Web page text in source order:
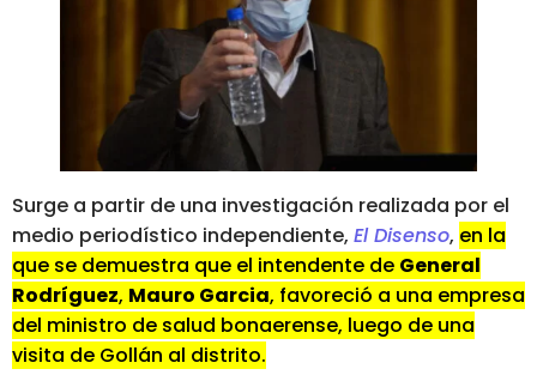
Surge a partir de una investigación realizada por el
medio periodístico independiente, El Disenso, en la
que se demuestra que el intendente de General
Rodríguez, Mauro Garcia, favoreció a una empresa
del ministro de salud bonaerense, luego de una
visita de Gollán al distrito.